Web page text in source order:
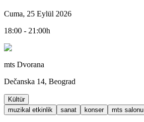
Cuma, 25 Eylül 2026
18:00 - 21:00h
mts Dvorana
Dečanska 14, Beograd
Kültür
muzikal etkinlik
sanat konser mts salonu